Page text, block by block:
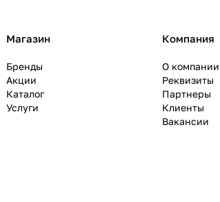
Магазин
Бренды
Акции
Каталог
Услуги
Компания
О компании
Реквизиты
Партнеры
Клиенты
Вакансии